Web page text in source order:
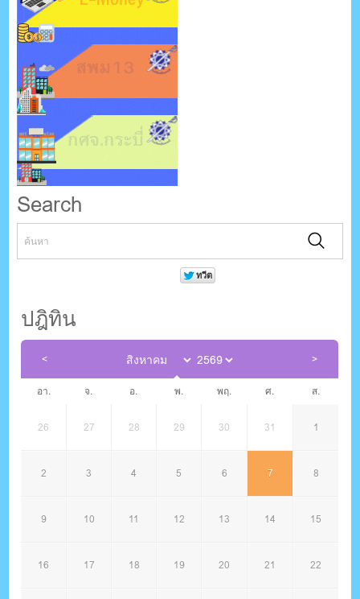
Search
ปฎิทิน
อา. จ. อ. พ. พฤ. ศ. ส.
26 27 28 29 30 31 1
2 3 4 5 6 7 8
9 10 11 12 13 14 15
16 17 18 19 20 21 22